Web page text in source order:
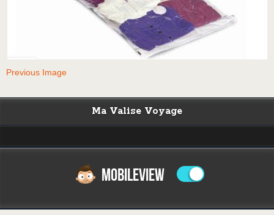
Previous Image
Ma Valise Voyage
MOBILEVIEW